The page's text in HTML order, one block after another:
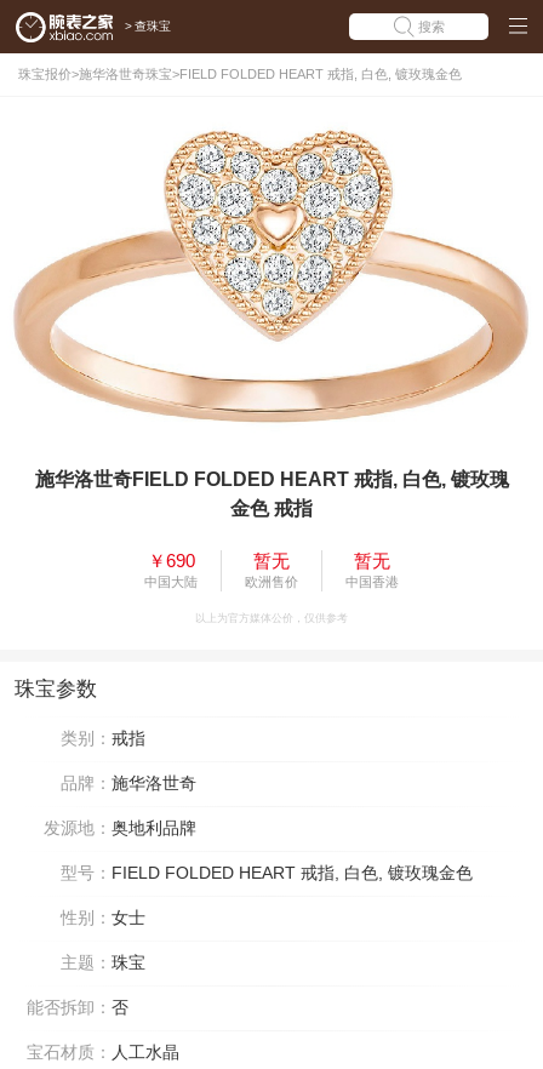
> 查珠宝 搜索
珠宝报价>施华洛世奇珠宝>FIELD FOLDED HEART 戒指, 白色, 镀玫瑰金色
施华洛世奇FIELD FOLDED HEART 戒指, 白色, 镀玫瑰
金色 戒指
￥690
中国大陆
暂无
欧洲售价
暂无
中国香港
以上为官方媒体公价，仅供参考
珠宝参数
类别： 戒指
品牌： 施华洛世奇
发源地： 奥地利品牌
型号： FIELD FOLDED HEART 戒指, 白色, 镀玫瑰金色
性别： 女士
主题： 珠宝
能否拆卸： 否
宝石材质： 人工水晶